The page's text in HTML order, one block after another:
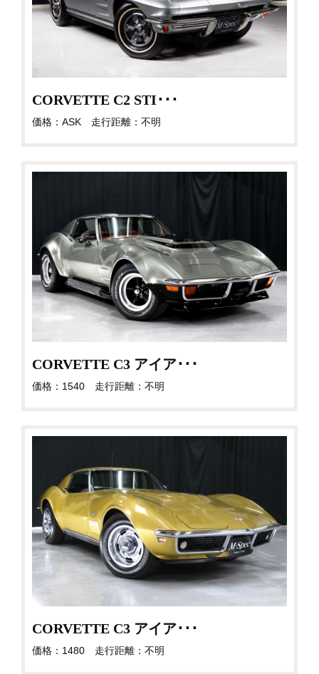
CORVETTE C2 STI･･･
価格：ASK 走行距離：不明
CORVETTE C3 アイア･･･
価格：1540 走行距離：不明
CORVETTE C3 アイア･･･
価格：1480 走行距離：不明